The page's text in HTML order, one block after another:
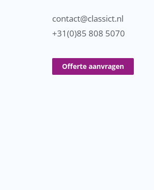
contact@classict.nl
+31(0)85 808 5070
Offerte aanvragen